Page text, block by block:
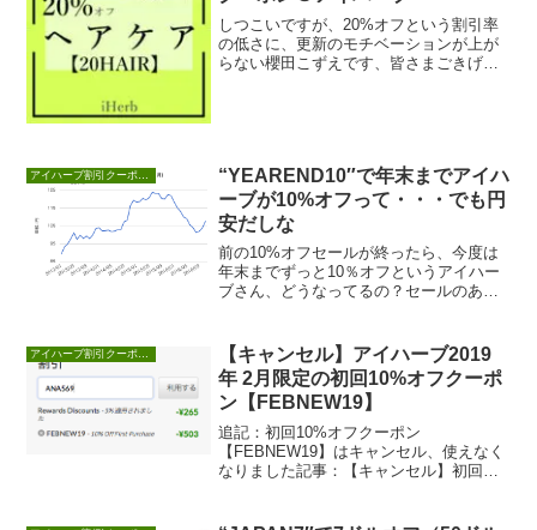
しつこいですが、20%オフという割引率
の低さに、更新のモチベーションが上が
らない櫻田こずえです、皆さまごきげん
アイハーブ割引クーポンセール情報
“YEAREND10″で年末までアイハ
ーブが10%オフって・・・でも円
安だしな
前の10%オフセールが終ったら、今度は
年末までずっと10％オフというアイハー
ブさん、どうなってるの？セールのあり
アイハーブ割引クーポンセール情報
【キャンセル】アイハーブ2019
年 2月限定の初回10%オフクーポ
ン【FEBNEW19】
追記：初回10%オフクーポン
【FEBNEW19】はキャンセル、使えなく
なりました記事：【キャンセル】初回